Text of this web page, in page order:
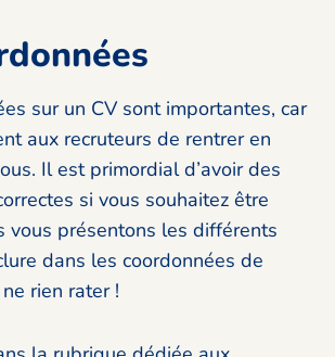
sur un CV sont importantes, car
aux recruteurs de rentrer en
Il est primordial d’avoir des
si vous souhaitez être
vous présentons les différents
dans les coordonnées de
rien rater !